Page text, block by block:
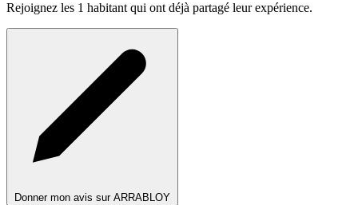
Rejoignez les 1 habitant qui ont déjà partagé leur expérience.
Donner mon avis sur ARRABLOY